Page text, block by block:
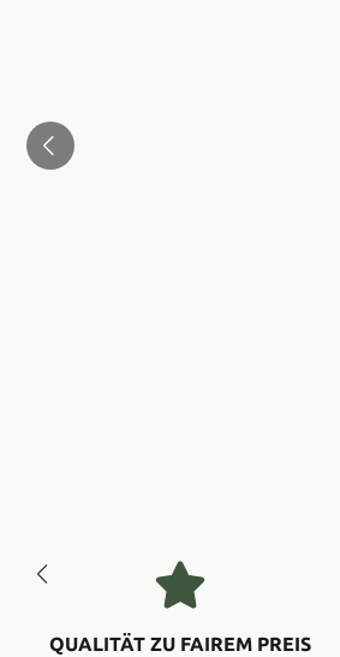
QUALITÄT ZU FAIREM PREIS